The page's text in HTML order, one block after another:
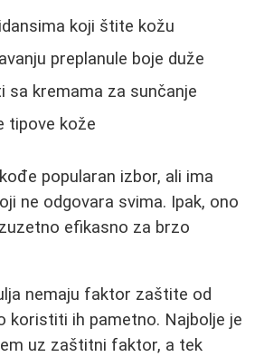
koji štite kožu
preplanule boje duže
sa kremama za sunčanje
tipove kože
popularan izbor, ali ima
ne odgovara svima. Ipak, ono
efikasno za brzo
nemaju faktor zaštite od
koristiti ih pametno. Najbolje je
uz zaštitni faktor, a tek